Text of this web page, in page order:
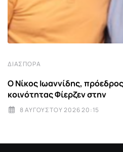
ΔΙΑΣΠΟΡΆ
Ο Νίκος Ιωαννίδης,
κοινότητας Φίερζεν στην
8 ΑΥΓΟΎΣΤΟΥ 2026 20:15